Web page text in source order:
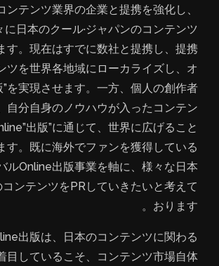
ンテンツ業界の企業と提携を強化し、
に日本のクール·ジャパンのコンテンツ
す。現在はすでに数社と提携し、提携
ツを世界各地域にローカライズし、オ
”を実現させます。一方、個人の創作者
自分自身のノウハウが入ったコンテン
出版”に通じて、世界に広げること
す。既に海外でファンを獲得している
ルOnline出版事業を軸に、様々な日本
ンテンツをPRしていきたいと考えて
おります。
出版は、日本のコンテンツに関わる
目しているこそ、コンテンツ市場自体